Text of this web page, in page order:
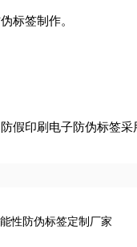
标签制作。
假印刷电子防伪标签
性防伪标签定制厂家